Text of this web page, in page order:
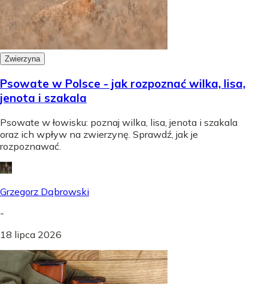
Zwierzyna
Psowate w Polsce - jak rozpoznać wilka, lisa,
jenota i szakala
Psowate w łowisku: poznaj wilka, lisa, jenota i szakala
oraz ich wpływ na zwierzynę. Sprawdź, jak je
rozpoznawać.
Grzegorz Dąbrowski
-
18 lipca 2026